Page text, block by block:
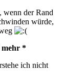
wenn der Rand
würde,
mehr *
ich nicht